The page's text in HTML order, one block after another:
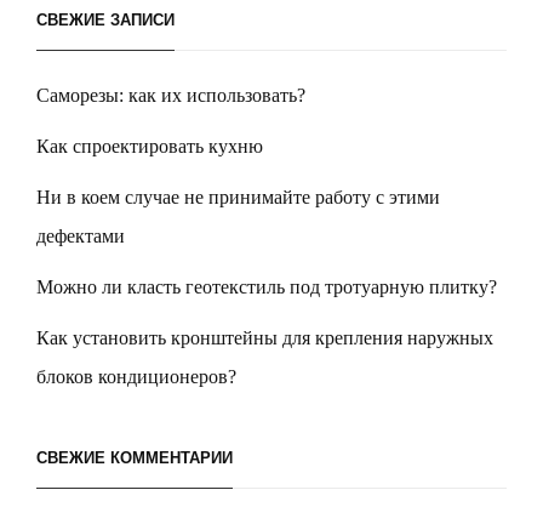
СВЕЖИЕ ЗАПИСИ
Саморезы: как их использовать?
Как спроектировать кухню
Ни в коем случае не принимайте работу с этими
дефектами
Можно ли класть геотекстиль под тротуарную плитку?
Как установить кронштейны для крепления наружных
блоков кондиционеров?
СВЕЖИЕ КОММЕНТАРИИ